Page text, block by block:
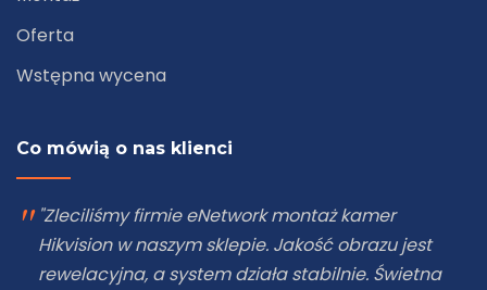
Oferta
Wstępna wycena
Co mówią o nas klienci
"Zleciliśmy firmie eNetwork montaż kamer
Hikvision w naszym sklepie. Jakość obrazu jest
rewelacyjna, a system działa stabilnie. Świetna